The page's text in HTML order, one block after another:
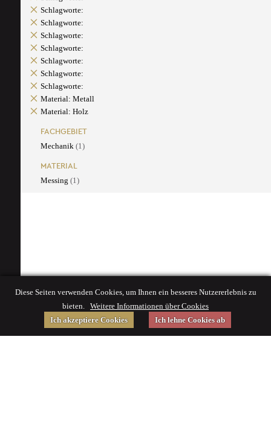
Schlagworte:
Schlagworte:
Schlagworte:
Schlagworte:
Schlagworte:
Schlagworte:
Schlagworte:
Material: Metall
Material: Holz
FACHGEBIET
Mechanik (1)
MATERIAL
Messing (1)
Diese Seiten verwenden Cookies, um Ihnen ein besseres Nutzererlebnis zu
bieten. Weitere Informationen über Cookies
Ich akzeptiere Cookies
Ich lehne Cookies ab